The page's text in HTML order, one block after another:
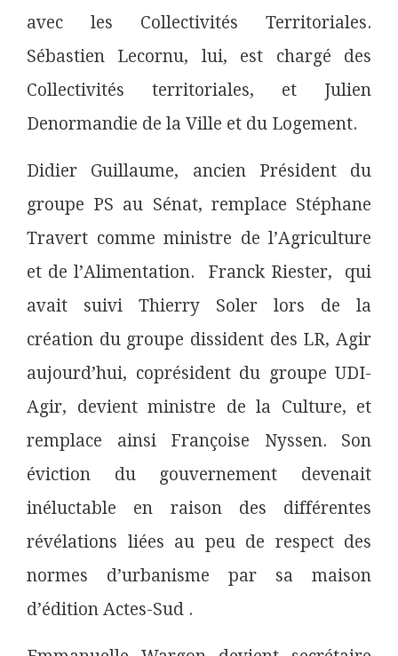
avec les Collectivités Territoriales.
Sébastien Lecornu, lui, est chargé des
Collectivités territoriales, et Julien
Denormandie de la Ville et du Logement.
Didier Guillaume, ancien Président du
groupe PS au Sénat, remplace Stéphane
Travert comme ministre de l’Agriculture
et de l’Alimentation. Franck Riester, qui
avait suivi Thierry Soler lors de la
création du groupe dissident des LR, Agir
aujourd’hui, coprésident du groupe UDI-
Agir, devient ministre de la Culture, et
remplace ainsi Françoise Nyssen. Son
éviction du gouvernement devenait
inéluctable en raison des différentes
révélations liées au peu de respect des
normes d’urbanisme par sa maison
d’édition Actes-Sud .